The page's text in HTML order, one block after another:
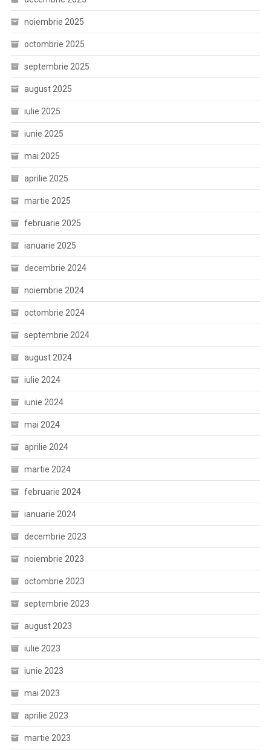
noiembrie 2025
octombrie 2025
septembrie 2025
august 2025
iulie 2025
iunie 2025
mai 2025
aprilie 2025
martie 2025
februarie 2025
ianuarie 2025
decembrie 2024
noiembrie 2024
octombrie 2024
septembrie 2024
august 2024
iulie 2024
iunie 2024
mai 2024
aprilie 2024
martie 2024
februarie 2024
ianuarie 2024
decembrie 2023
noiembrie 2023
octombrie 2023
septembrie 2023
august 2023
iulie 2023
iunie 2023
mai 2023
aprilie 2023
martie 2023